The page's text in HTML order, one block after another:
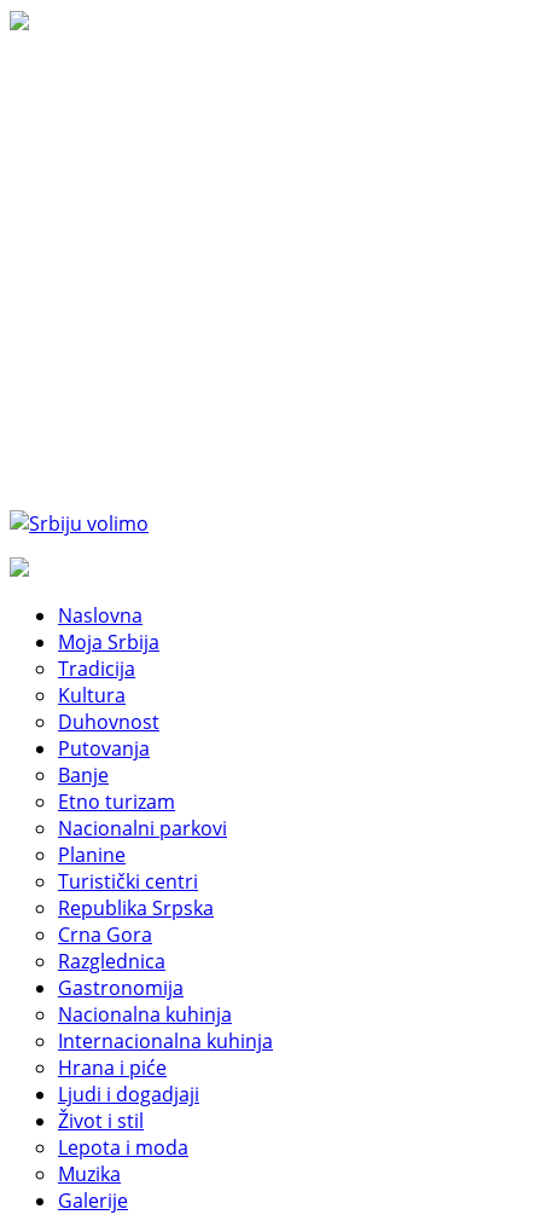
Naslovna
Moja Srbija
Tradicija
Kultura
Duhovnost
Putovanja
Banje
Etno turizam
Nacionalni parkovi
Planine
Turistički centri
Republika Srpska
Crna Gora
Razglednica
Gastronomija
Nacionalna kuhinja
Internacionalna kuhinja
Hrana i piće
Ljudi i dogadjaji
Život i stil
Lepota i moda
Muzika
Galerije